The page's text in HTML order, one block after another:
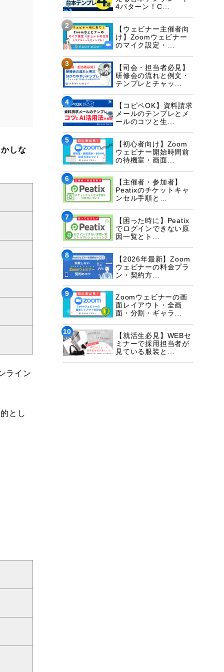
しな
ライン
とし
4パターン！C…
2
【ウェビナー主催者向
け】Zoomウェビナー
のマイク設定・…
3
【司会・担当者必見】
研修会の流れと例文・
テンプレとチャッ…
4
【コピペOK】資料請求
メールのテンプレとメ
ールのコツと生…
5
【初心者向け】Zoom
ウェビナー開始時間前
の待機室・画面…
6
【主催者・参加者】
Peatixのチケットキャ
ンセル手順と…
7
【困った時に】Peatix
でログインできない原
因一覧とト…
8
【2026年最新】Zoom
ウェビナーの料金プラ
ン・契約方…
9
Zoomウェビナーの画
面レイアウト・全画
面・分割・ギャラ…
10
【就活生必見】WEBセ
ミナーで採用担当者が
見ている服装と…